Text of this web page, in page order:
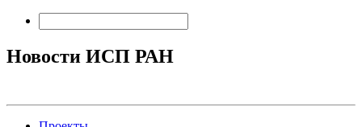
Новости ИСП РАН